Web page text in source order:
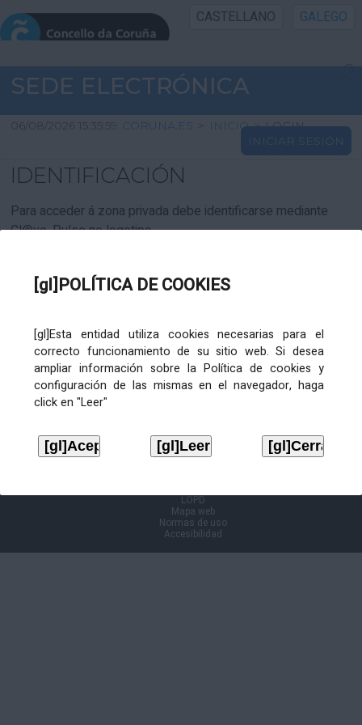
[gl]POLÍTICA DE COOKIES
[gl]Esta entidad utiliza cookies necesarias para el
correcto funcionamiento de su sitio web. Si desea
ampliar información sobre la Política de cookies y
configuración de las mismas en el navegador, haga
click en "Leer"
CASTELLANO GALEGO
INICIO SEDE
INICIO
INFORMACIÓN PÚBLICA
CARTAFOL CIDADÁN
SEDE ELECTRÓNICA
06/08/2026 15:35:59 CORUNA.ES > INICIO > LOGIN
INICIAR SESIÓN
IDENTIFICACIÓN
Para acceder á zona privada debe identificarse mediante
Cl@ve. Pulse no logotipo
LOPD
Mapa web
Normas de uso
Accesibilidad